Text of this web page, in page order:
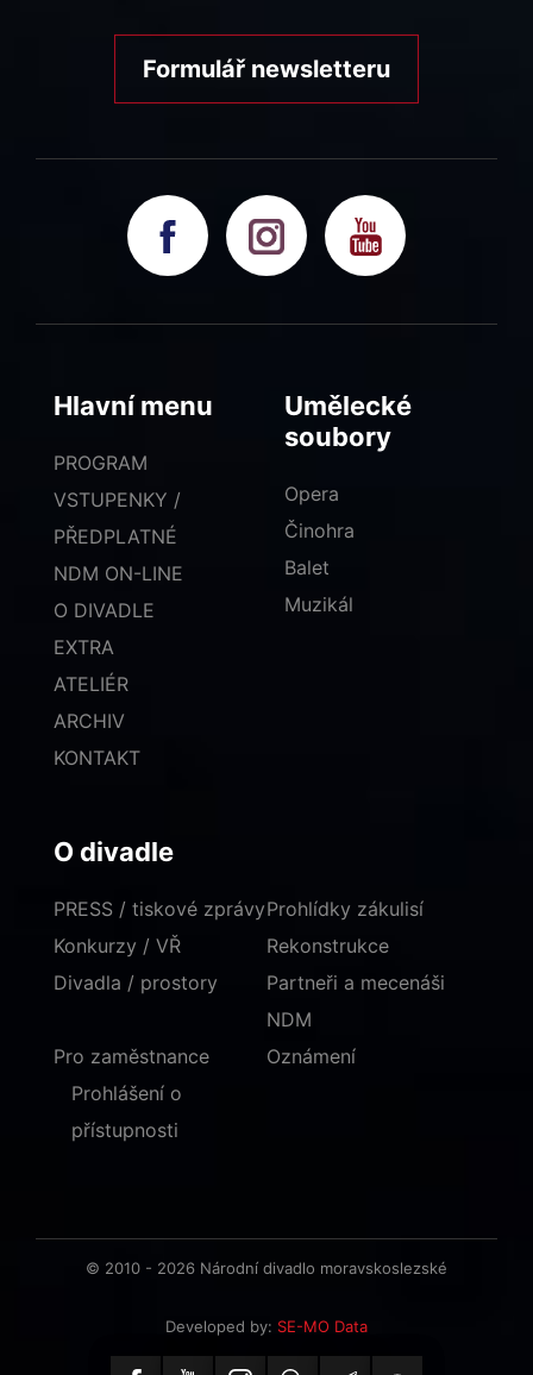
Formulář newsletteru
Hlavní menu
PROGRAM
VSTUPENKY /
PŘEDPLATNÉ
NDM ON-LINE
O DIVADLE
EXTRA
ATELIÉR
ARCHIV
KONTAKT
Umělecké
soubory
Opera
Činohra
Balet
Muzikál
O divadle
PRESS / tiskové zprávy
Konkurzy / VŘ
Divadla / prostory
Prohlídky zákulisí
Rekonstrukce
Partneři a mecenáši
NDM
Pro zaměstnance
Oznámení
Prohlášení o
přístupnosti
© 2010 - 2026 Národní divadlo moravskoslezské
Developed by: SE-MO Data